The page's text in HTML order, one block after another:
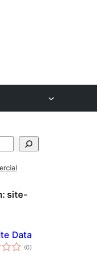
site-
Data
(0total
de
)